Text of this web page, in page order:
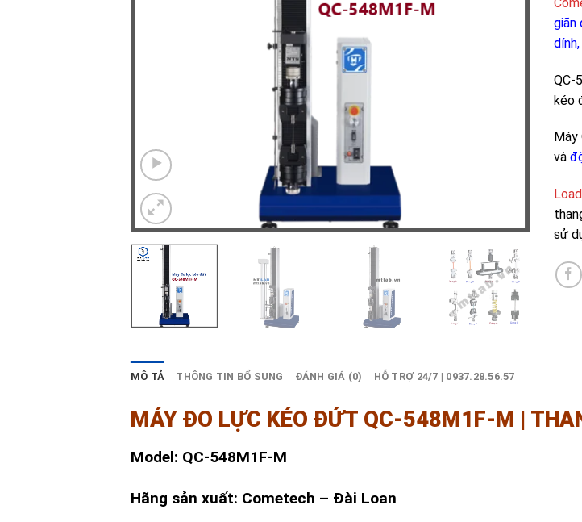
giãn
QC-
kéo
và
sử
MÔ TẢ THÔNG TIN BỔ SUNG ĐÁNH GIÁ (0) HỖ TRỢ 24/7 | 0937.28.56.57
MÁY ĐO LỰC KÉO ĐỨT QC-548M1F-M |
Model: QC-548M1F-M
Hãng sản xuất: Cometech – Đài Loan